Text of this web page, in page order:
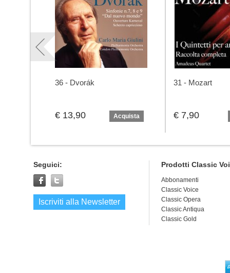
36 - Dvorák
€ 13,90 Acquista
31 - Mozart
€ 7,90
Seguici:
Iscriviti alla Newsletter
Prodotti Classic
Abbonamenti
Classic Voice
Classic Opera
Classic Antiqua
Classic Gold